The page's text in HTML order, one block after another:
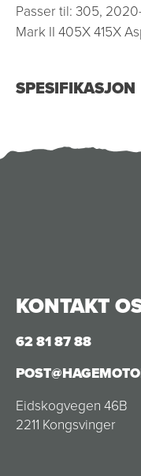
Passer til: 305,
Mark II 405X 415X
SPESIFIKASJON
KONTAKT
62 81 87 88
Eidskogvegen 46B
2211 Kongsvinger